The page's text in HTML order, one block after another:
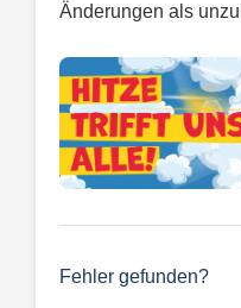
Änderungen als
Fehler gefunden?